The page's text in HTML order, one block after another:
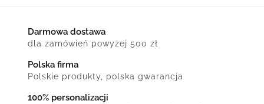
Darmowa dostawa
dla zamówień powyżej 500 zł
Polska firma
Polskie produkty, polska gwarancja
100% personalizacji